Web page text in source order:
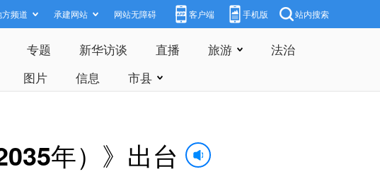
方频道 承建网站 网站无障碍 客户端 手机版 站内搜索
专题 新华访谈 直播 旅游
法治
图片 信息 市县
年）》出台